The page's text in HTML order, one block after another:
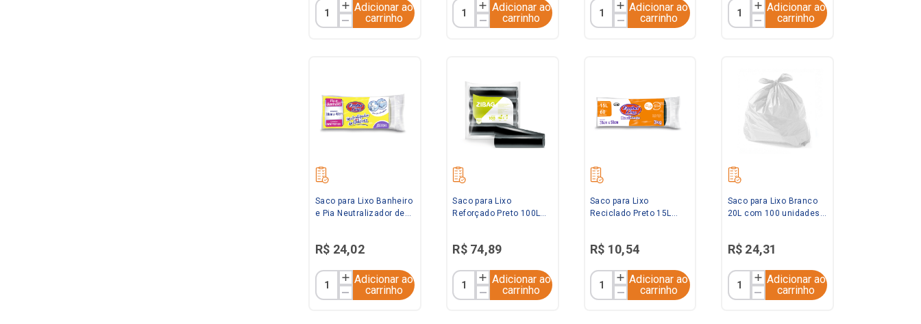
Adicionar ao
carrinho
Adicionar ao
carrinho
Adicionar ao
carrinho
Adicionar ao
carrinho
Saco para Lixo Banheiro
e Pia Neutralizador de
R$ 24,02
Adicionar ao
carrinho
Saco para Lixo
Reforçado Preto 100L
R$ 74,89
Adicionar ao
carrinho
Saco para Lixo
Reciclado Preto 15L
R$ 10,54
Adicionar ao
carrinho
Saco para Lixo Branco
20L com 100 unidades
R$ 24,31
Adicionar ao
carrinho